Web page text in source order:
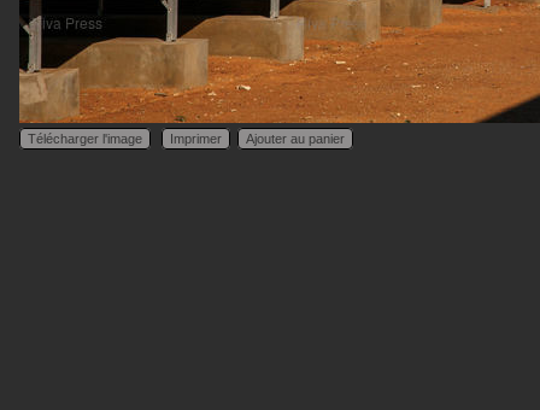
Télécharger l'image Imprimer Ajouter au panier